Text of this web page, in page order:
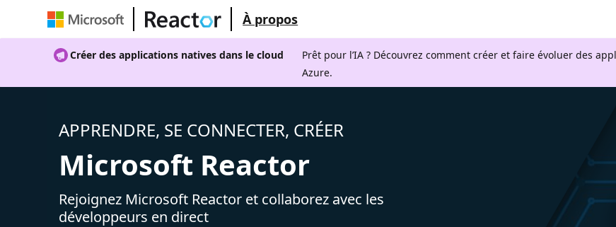
À propos
Créer des applications natives dans le cloud
Prêt pour l’IA ? Découvrez comment créer et faire évoluer des
Azure.
APPRENDRE, SE CONNECTER, CRÉER
Microsoft Reactor
Rejoignez Microsoft Reactor et collaborez avec les
développeurs en direct